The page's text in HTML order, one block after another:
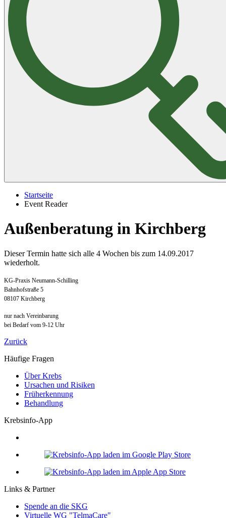
Startseite
Event Reader
Außenberatung in Kirchberg
Dieser Termin hatte sich alle 4 Wochen bis zum 14.09.2017
wiederholt.
KG-Praxis Neumann-Schilling
Bahnhofstraße 5
08107 Kirchberg
nur nach Vereinbarung
bei Bedarf vom 9-12 Uhr
Zurück
Häufige Fragen
Über Krebs
Ursachen und Risiken
Früherkennung
Behandlung
Krebsinfo-App
Links & Partner
Spende an die SKG
Virtuelle WG "TelmaCare"